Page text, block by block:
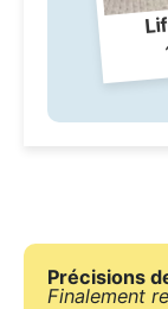
Précisions
Finalement